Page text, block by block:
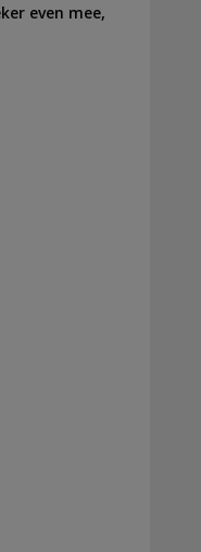
even mee,